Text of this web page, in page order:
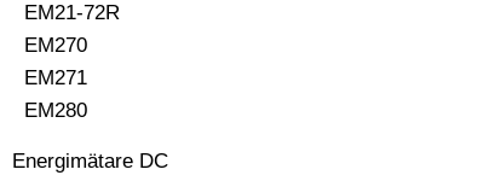
EM21-72R
EM270
EM271
EM280
Energimätare DC